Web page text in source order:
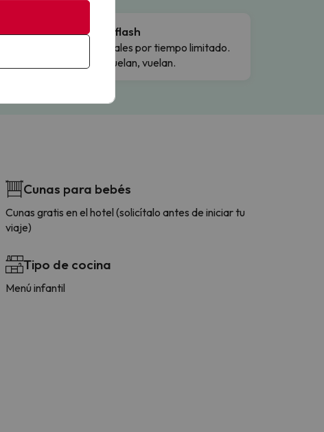
Ofertas flash
Precios reales por tiempo limitado.
Cuando vuelan, vuelan.
Cunas para bebés
Cunas gratis en el hotel (solicítalo antes de iniciar tu
viaje)
Tipo de cocina
Menú infantil